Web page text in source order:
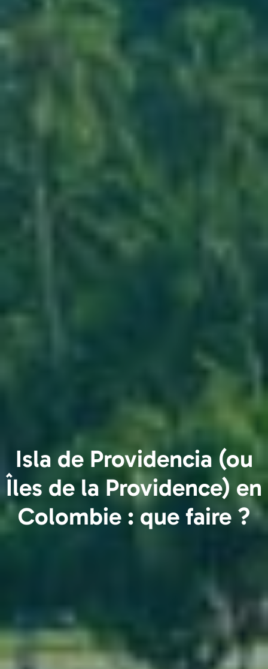
Isla de Providencia (ou
Îles de la Providence) en
Colombie : que faire ?